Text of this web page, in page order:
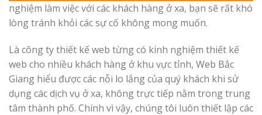
nghiệm làm việc với các khách hàng ở xa, bạn sẽ rất khó
lòng tránh khỏi các sự cố không mong muốn.
Là công ty thiết kế web từng có kinh nghiệm thiết kế
web cho nhiều khách hàng ở khu vực tỉnh, Web Bắc
Giang hiểu được các nỗi lo lắng của quý khách khi sử
dụng các dịch vụ ở xa, không trực tiếp nằm trong trung
tâm thành phố. Chính vì vậy, chúng tôi luôn thiết lập các